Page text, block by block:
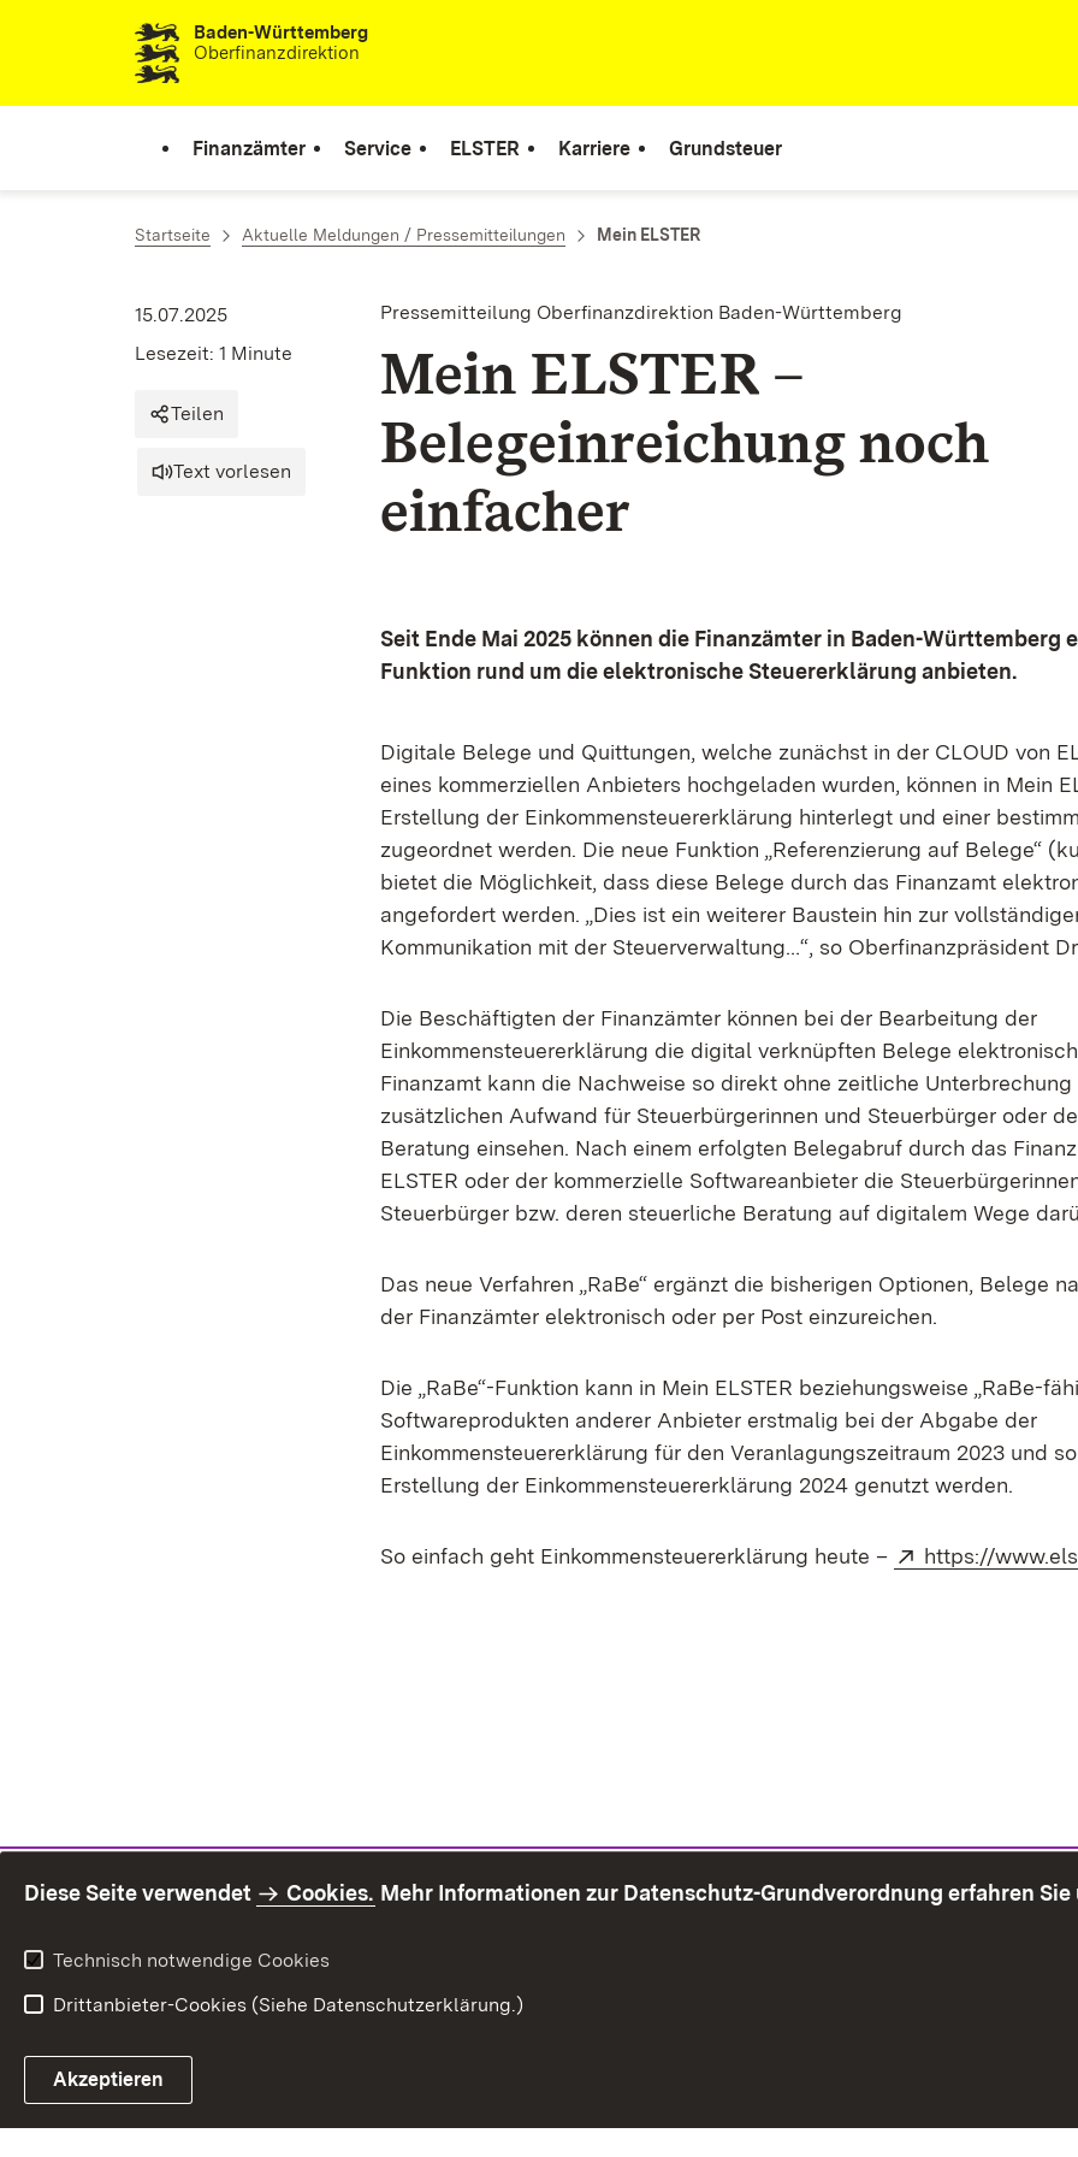
Zum Inhalt springenBaden-Württemberg
Oberfinanzdirektion
Finanzämter Service ELSTER Karriere Grundsteuer
Startseite Aktuelle Meldungen / Pressemitteilungen Mein ELSTER
Pressemitteilung Oberfinanzdirektion Baden-Württemberg
Mein ELSTER –
Belegeinreichung noch
einfacher
15.07.2025
Lesezeit: 1 Minute
Teilen
Text vorlesen
Seit Ende Mai 2025 können die Finanzämter in Baden-Württemberg
Funktion rund um die elektronische Steuererklärung anbieten.
Digitale Belege und Quittungen, welche zunächst in der CLOUD von
eines kommerziellen Anbieters hochgeladen wurden, können in Mein
Erstellung der Einkommensteuererklärung hinterlegt und einer
zugeordnet werden. Die neue Funktion „Referenzierung auf Belege“
bietet die Möglichkeit, dass diese Belege durch das Finanzamt
angefordert werden. „Dies ist ein weiterer Baustein hin zur
Kommunikation mit der Steuerverwaltung…“, so Oberfinanzpräsident
Die Beschäftigten der Finanzämter können bei der Bearbeitung der
Einkommensteuererklärung die digital verknüpften Belege
Finanzamt kann die Nachweise so direkt ohne zeitliche Unterbrechung
zusätzlichen Aufwand für Steuerbürgerinnen und Steuerbürger oder
Beratung einsehen. Nach einem erfolgten Belegabruf durch das
ELSTER oder der kommerzielle Softwareanbieter die
Steuerbürger bzw. deren steuerliche Beratung auf digitalem Wege
Das neue Verfahren „RaBe“ ergänzt die bisherigen Optionen, Belege
der Finanzämter elektronisch oder per Post einzureichen.
Die „RaBe“-Funktion kann in Mein ELSTER beziehungsweise „RaBe-
Softwareprodukten anderer Anbieter erstmalig bei der Abgabe der
Einkommensteuererklärung für den Veranlagungszeitraum 2023 und
Erstellung der Einkommensteuererklärung 2024 genutzt werden.
So einfach geht Einkommensteuererklärung heute – Extern:
https://
Diese Seite verwendet Cookies. Mehr Informationen zur Datenschutz-Grundverordnung erfahren Sie
Technisch notwendige Cookies
Drittanbieter-Cookies (Siehe Datenschutzerklärung.)
Akzeptieren